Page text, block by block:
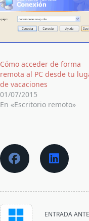
Cómo acceder de forma
remota al PC desde tu
de vacaciones
01/07/2015
En «Escritorio remoto»
<span
ENTRADA